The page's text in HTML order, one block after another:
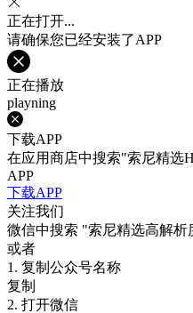
正在打开...
请确保您已经安装了APP
正在播放
playning
下载APP
在应用商店中搜索"索尼精选
APP
下载APP
关注我们
微信中搜索 "索尼精选高解析
或者
1. 复制公众号名称
复制
2. 打开微信